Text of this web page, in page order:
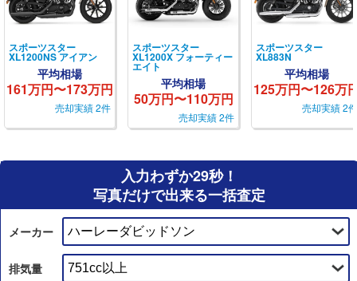
スポーツスター
XL1200NS アイアン
平均相場
161万円〜173万円
売却実績 2件
スポーツスター
XL1200X フォーティー
エイト
平均相場
50万円〜110万円
売却実績 2件
スポーツスター
XL883N
平均相場
125万円〜126万
売却実績 2件
入力わずか29秒！
写真だけで出来る一括査定
メーカー
排気量